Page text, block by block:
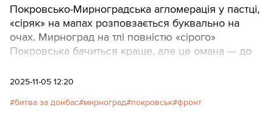
Покровсько-Мирноградська агломерація у пастці,
«сіряк» на мапах розповзається буквально на
очах. Мирноград на тлі повністю «сірого»
Покровська бачиться краще, але це омана — до
листопада лишається 5 км.
2025-11-05 12:20
битва за донбас мирноград покровськ фронт